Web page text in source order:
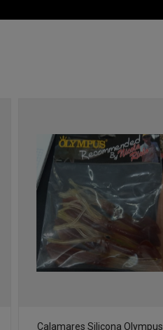
Calamares Silicona Olympus